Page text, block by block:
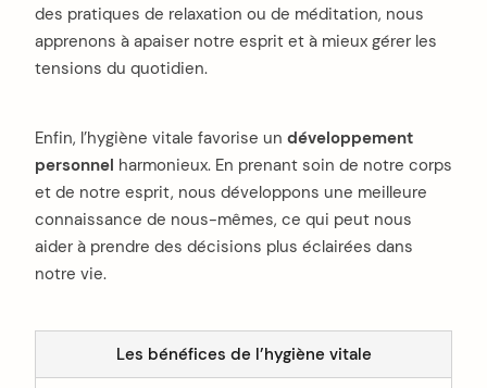
des pratiques de relaxation ou de méditation, nous
apprenons à apaiser notre esprit et à mieux gérer les
tensions du quotidien.
Enfin, l’hygiène vitale favorise un développement
personnel harmonieux. En prenant soin de notre corps
et de notre esprit, nous développons une meilleure
connaissance de nous-mêmes, ce qui peut nous
aider à prendre des décisions plus éclairées dans
notre vie.
Les bénéfices de l’hygiène vitale